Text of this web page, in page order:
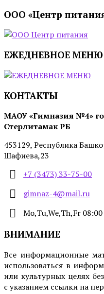
ООО «Центр
ЕЖЕДНЕВНОЕ МЕНЮ
КОНТАКТЫ
МАОУ «Гимназия №4»
Стерлитамак РБ
453129, Республика
Шафиева,23
+7 (3473) 33-75-00
gimnaz-4@mail.ru
Mo,Tu,We,Th,Fr 08:00
ВНИМАНИЕ
Все информационные
использоваться в
или культурных целях
с указанием ссылки на